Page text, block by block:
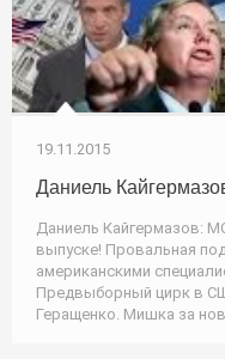
19.11.2015
Даниель
Даниель Кайгермазов:
выпуске! Провальная
американскими
Предвыборный цирк в
Геращенко. Мишка за